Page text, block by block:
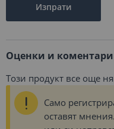
Изпрати
Оценки и коментари
Този продукт все още
Само
оставят